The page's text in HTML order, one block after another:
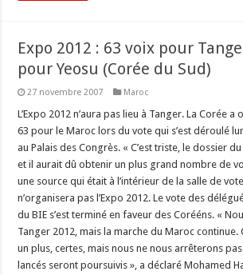
Expo 2012 : 63 voix pour
pour Yeosu (Corée du Sud)
27 novembre 2007 Maroc
L’Expo 2012 n’aura pas lieu à Tanger. La Corée
63 pour le Maroc lors du vote qui s’est déroulé
au Palais des Congrès. « C’est triste, le dossier
et il aurait dû obtenir un plus grand nombre de
une source qui était à l’intérieur de la salle de
n’organisera pas l’Expo 2012. Le vote des
du BIE s’est terminé en faveur des Corééns. «
Tanger 2012, mais la marche du Maroc continue.
un plus, certes, mais nous ne nous arrêterons
lancés seront poursuivis », a déclaré Mohamed